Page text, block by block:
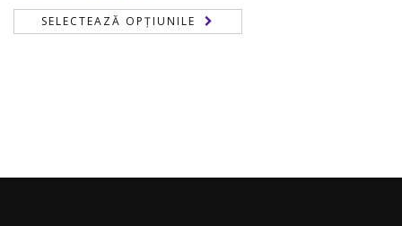
de
prețuri:
SELECTEAZĂ OPȚIUNILE